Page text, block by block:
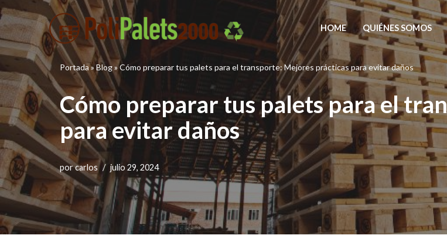
Saltar
al
contenido
HOME QUIÉNES SOMOS
Portada»Blog»Cómo preparar tus palets para el transporte: Mejores prácticas para evitar daños
Cómo preparar tus palets para el
para evitar daños
porcarlos julio 29, 2024